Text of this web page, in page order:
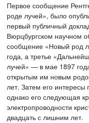
Первое сообщение
роде лучей», было
первый публичный
Вюрцбургском научном
сообщение «Новый род
года, а третье
лучей» — в мае 1897
открытым им новым
лет. Затем его интересы
однако его следующая
электропроводности
двадцать с лишним лет.